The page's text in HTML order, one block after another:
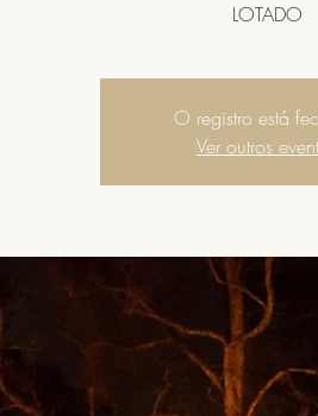
LOTADO
O registro está
Ver outros